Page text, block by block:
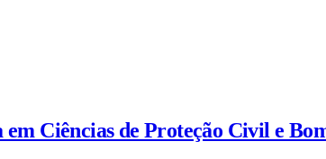
Ciências de Proteção Civil e